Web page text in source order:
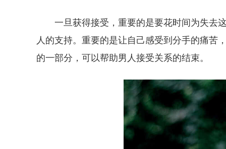
一旦获得接受，重要的是要花时间为失去
人的支持。重要的是让自己感受到分手的痛苦
的一部分，可以帮助男人接受关系的结束。